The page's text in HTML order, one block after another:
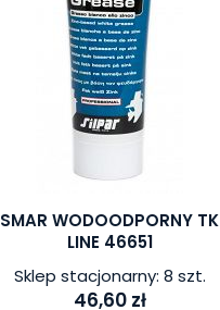
SMAR WODOODPORNY TK
LINE 46651
Sklep stacjonarny: 8 szt.
46,60 zł